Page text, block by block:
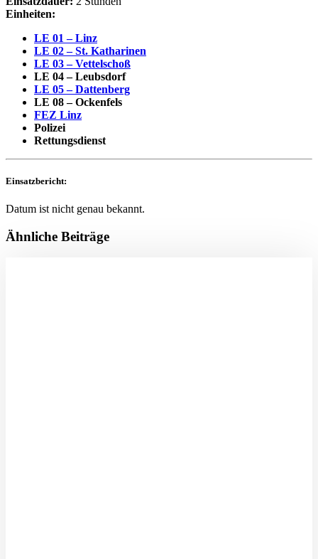
Einheiten:
LE 01 – Linz
LE 02 – St. Katharinen
LE 03 – Vettelschoß
LE 04 – Leubsdorf
LE 05 – Dattenberg
LE 08 – Ockenfels
FEZ Linz
Polizei
Rettungsdienst
Einsatzbericht:
Datum ist nicht genau bekannt.
Ähnliche Beiträge